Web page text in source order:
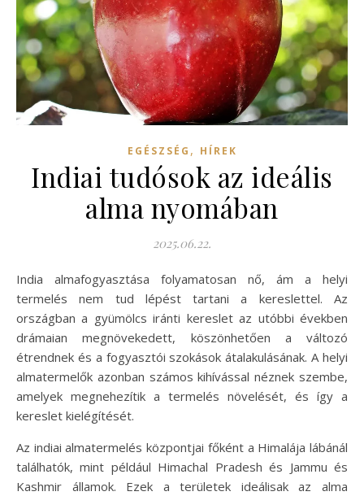
EGÉSZSÉG , HÍREK
Indiai tudósok az ideális
alma nyomában
2025.06.22.
India almafogyasztása folyamatosan nő, ám a helyi
termelés nem tud lépést tartani a kereslettel. Az
országban a gyümölcs iránti kereslet az utóbbi években
drámaian megnövekedett, köszönhetően a változó
étrendnek és a fogyasztói szokások átalakulásának. A helyi
almatermelők azonban számos kihívással néznek szembe,
amelyek megnehezítik a termelés növelését, és így a
kereslet kielégítését.
Az indiai almatermelés központjai főként a Himalája lábánál
találhatók, mint például Himachal Pradesh és Jammu és
Kashmir államok. Ezek a területek ideálisak az alma